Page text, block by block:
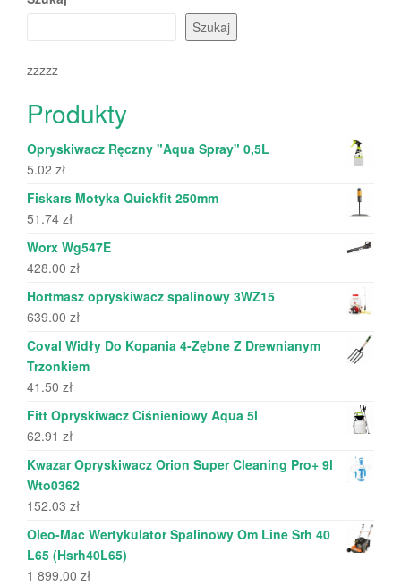
Szukaj
zzzzz
Produkty
Opryskiwacz Ręczny "Aqua Spray" 0,5L
5.02 zł
Fiskars Motyka Quickfit 250mm
51.74 zł
Worx Wg547E
428.00 zł
Hortmasz opryskiwacz spalinowy 3WZ15
639.00 zł
Coval Widły Do Kopania 4-Zębne Z Drewnianym
Trzonkiem
41.50 zł
Fitt Opryskiwacz Ciśnieniowy Aqua 5l
62.91 zł
Kwazar Opryskiwacz Orion Super Cleaning Pro+ 9l
Wto0362
152.03 zł
Oleo-Mac Wertykulator Spalinowy Om Line Srh 40
L65 (Hsrh40L65)
1 899.00 zł